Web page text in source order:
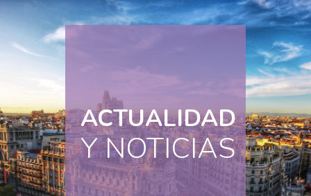
Y NOTICIAS
ACTUALIDAD